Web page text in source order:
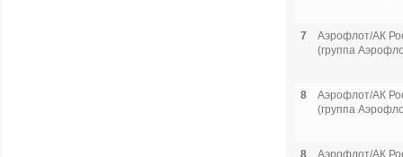
7
Аэрофлот/АК
(группа
8
Аэрофлот/АК
(группа
8
Аэрофлот/АК